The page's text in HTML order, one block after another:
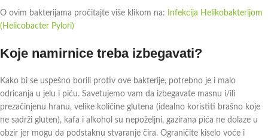
O ovim bakterijama pročitajte više klikom na:
Infekcija Helikobakterijom
(Helicobacter Pylori)
Koje namirnice treba izbegavati?
Kako bi se uspešno borili protiv ove bakterije, potrebno je i malo
odricanja u jelu i piću. Savetujemo vam da izbegavate masnu i/ili
prezačinjenu hranu, velike količine glutena (idealno koristiti brašno koje
ne sadrži gluten), kafa i alkohol su nepoželjni, gazirana pića ne dolaze u
obzir jer mogu da podstaknu stvaranje čira. Ograničite kiselo voće i